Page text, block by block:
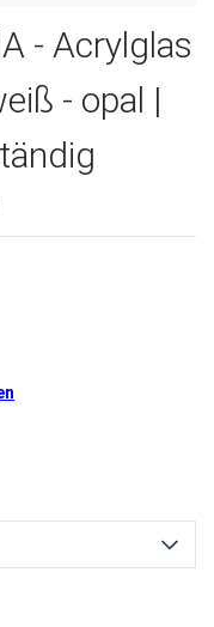
- Acrylglas
- opal |